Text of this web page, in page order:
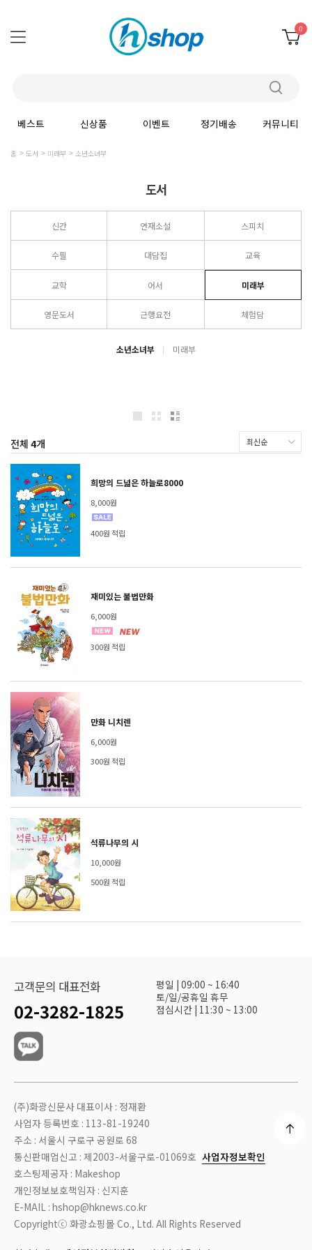
0
베스트 신상품 이벤트 정기배송 커뮤니티
홈 도서 미래부 소년소녀부
도서
신간 연재소설 스피치
수필 대담집 교육
교학 어서 미래부
영문도서 근행요전 체험담
소년소녀부 미래부
전체4개
희망의 드넓은 하늘로8000
8,000원
400원 적립
재미있는 불법만화
6,000원
300원 적립
만화 니치렌
6,000원
300원 적립
석류나무의 시
10,000원
500원 적립
고객문의 대표전화
02-3282-1825
평일 | 09:00 ~ 16:40
토/일/공휴일 휴무
점심시간 | 11:30 ~ 13:00
(주)화광신문사 대표이사 : 정재환
사업자 등록번호 : 113-81-19240
주소 : 서울시 구로구 공원로 68
통신판매업신고 : 제2003-서울구로-01069호 사업자정보확인
호스팅제공자 : Makeshop
개인정보보호책임자 : 신지훈
E-MAIL : hshop@hknews.co.kr
Copyrightⓒ 화광쇼핑몰 Co., Ltd. All Rights Reserved